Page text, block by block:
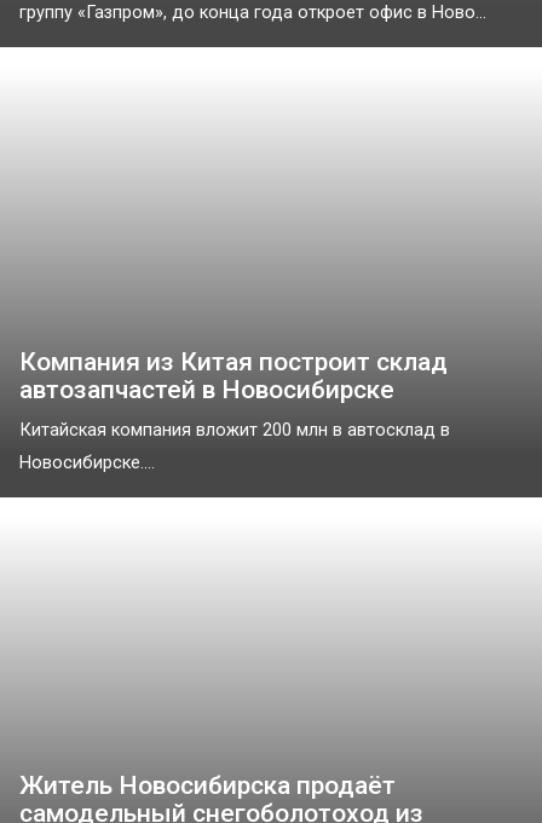
группу «Газпром», до конца года откроет офис в Ново...
Компания из Китая построит склад
автозапчастей в Новосибирске
Китайская компания вложит 200 млн в автосклад в
Новосибирске....
Житель Новосибирска продаёт
самодельный снегоболотоход из